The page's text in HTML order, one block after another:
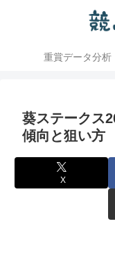
重賞データ分析
葵ステークス
傾向と狙い方
X